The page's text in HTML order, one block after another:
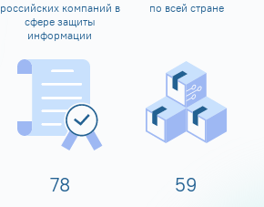
российских компаний в
сфере защиты
информации
по всей стране
80 60